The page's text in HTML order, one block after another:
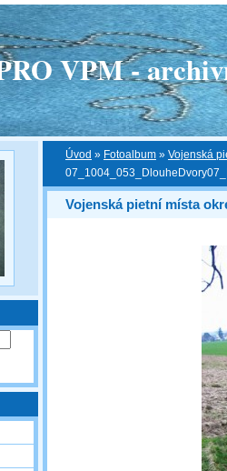
VPM -
Úvod » Fotoalbum » Vojenská
Vojenská pietní místa